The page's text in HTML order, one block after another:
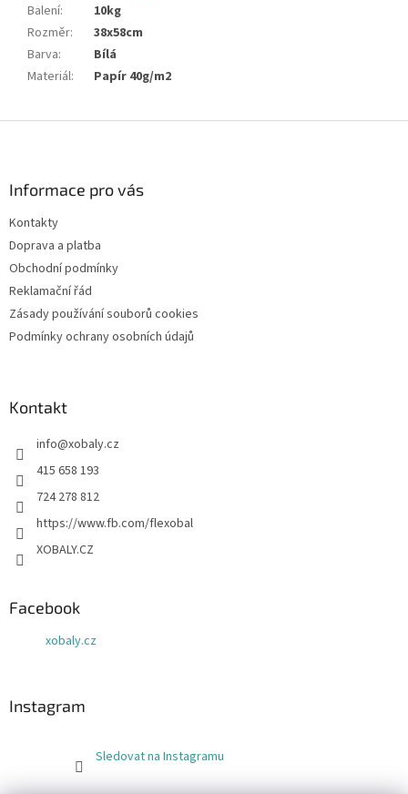
Balení:
10kg
Rozměr:
38x58cm
Barva:
Bílá
Materiál: Papír 40g/m2
Informace pro vás
Kontakty
Doprava a platba
Obchodní podmínky
Reklamační řád
Zásady používání souborů cookies
Podmínky ochrany osobních údajů
Kontakt
info@xobaly.cz
415 658 193
724 278 812
https://www.fb.com/flexobal
XOBALY.CZ
Facebook
xobaly.cz
Instagram
Sledovat na Instagramu